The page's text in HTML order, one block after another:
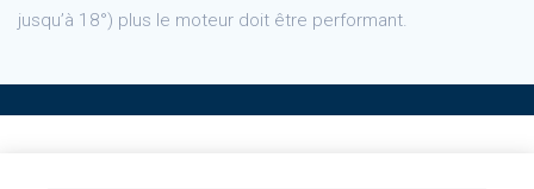
jusqu’à 18°) plus le moteur doit être performant.